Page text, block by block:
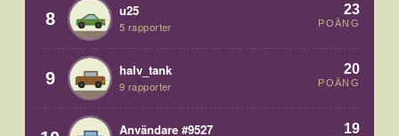
8 u25
5 rapporter
23
POÄNG
9 halv_tank
9 rapporter
20
POÄNG
Användare #9527 19